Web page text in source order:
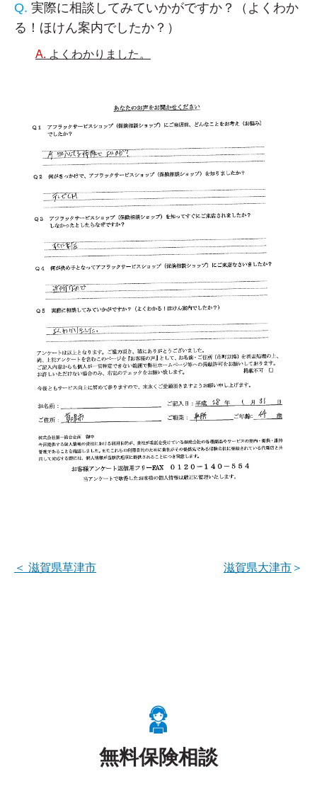
実際に相談してみていかがですか？（よくわか
る！ほけん案内でしたか？）
よくわかりました。
＜ 滋賀県草津市 ＞
滋賀県大津市
無料保険相談